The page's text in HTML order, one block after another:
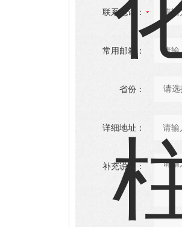
联系电话：
常用邮箱：
省份：
详细地址：
补充说明：